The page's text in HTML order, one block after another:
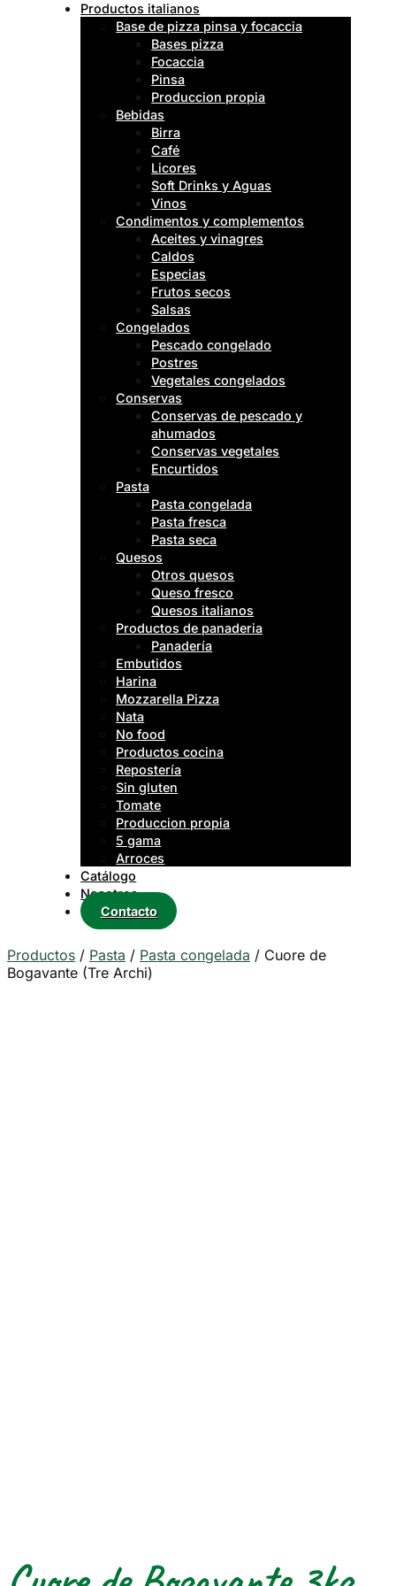
Productos italianos
Base de pizza pinsa y focaccia
Bases pizza
Focaccia
Pinsa
Produccion propia
Bebidas
Birra
Café
Licores
Soft Drinks y Aguas
Vinos
Condimentos y complementos
Aceites y vinagres
Caldos
Especias
Frutos secos
Salsas
Congelados
Pescado congelado
Postres
Vegetales congelados
Conservas
Conservas de pescado y
ahumados
Conservas vegetales
Encurtidos
Pasta
Pasta congelada
Pasta fresca
Pasta seca
Quesos
Otros quesos
Queso fresco
Quesos italianos
Productos de panaderia
Panadería
Embutidos
Harina
Mozzarella Pizza
Nata
No food
Productos cocina
Repostería
Sin gluten
Tomate
Produccion propia
5 gama
Arroces
Catálogo
Nosotros
Contacto
Productos / Pasta / Pasta congelada / Cuore de
Bogavante (Tre Archi)